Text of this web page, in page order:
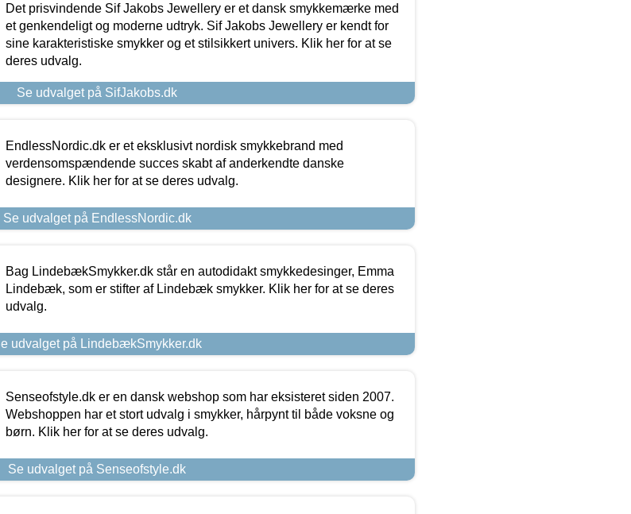
Det prisvindende Sif Jakobs Jewellery er et dansk smykkemærke med
et genkendeligt og moderne udtryk. Sif Jakobs Jewellery er kendt for
sine karakteristiske smykker og et stilsikkert univers. Klik her for at se
deres udvalg.
Se udvalget på SifJakobs.dk
EndlessNordic.dk er et eksklusivt nordisk smykkebrand med
verdensomspændende succes skabt af anderkendte danske
designere. Klik her for at se deres udvalg.
Se udvalget på EndlessNordic.dk
Bag LindebækSmykker.dk står en autodidakt smykkedesinger, Emma
Lindebæk, som er stifter af Lindebæk smykker. Klik her for at se deres
udvalg.
udvalget på LindebækSmykker.dk
Senseofstyle.dk er en dansk webshop som har eksisteret siden 2007.
Webshoppen har et stort udvalg i smykker, hårpynt til både voksne og
børn. Klik her for at se deres udvalg.
Se udvalget på Senseofstyle.dk